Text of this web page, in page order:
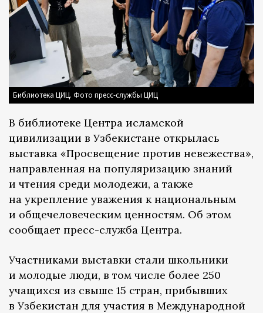
Библиотека ЦИЦ. Фото пресс-службы ЦИЦ
В библиотеке Центра исламской
цивилизации в Узбекистане открылась
выставка «Просвещение против невежества»,
направленная на популяризацию знаний
и чтения среди молодежи, а также
на укрепление уважения к национальным
и общечеловеческим ценностям. Об этом
сообщает пресс-служба Центра.
Участниками выставки стали школьники
и молодые люди, в том числе более 250
учащихся из свыше 15 стран, прибывших
в Узбекистан для участия в Международной